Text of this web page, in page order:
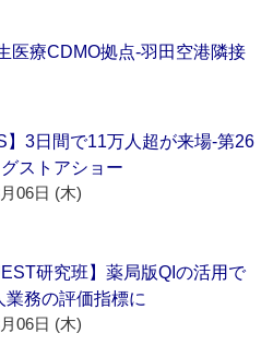
医療CDMO拠点‐羽田空港隣接
】3日間で11万人超が来場‐第26
ストアショー
06日 (木)
研究班】薬局版QIの活用で
業務の評価指標に
06日 (木)